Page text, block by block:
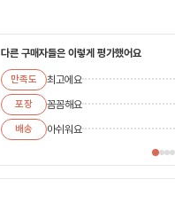
다른 구매자들은 이렇게 평가했어요
만족도 최고에요
포장 꼼꼼해요
배송 아쉬워요